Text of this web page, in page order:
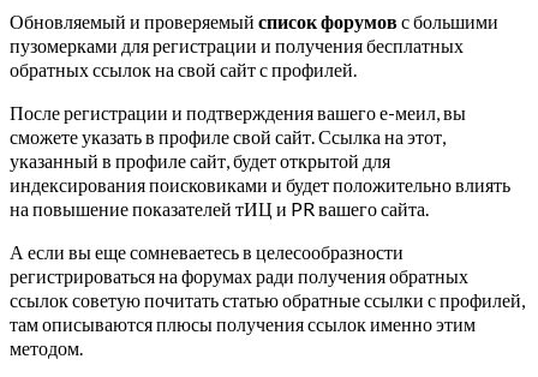
Обновляемый и проверяемый список форумовс большими
пузомерками для регистрации и получения бесплатных
обратных ссылок на свой сайт с профилей.
После регистрации и подтверждения вашего е-меил, вы
сможете указать в профиле свой сайт. Ссылка на этот,
указанный в профиле сайт, будет открытой для
индексирования поисковиками и будет положительно влиять
на повышение показателей тИЦ и PR вашего сайта.
А если вы еще сомневаетесь в целесообразности
регистрироваться на форумах ради получения обратных
ссылок советую почитать статью обратные ссылки с профилей,
там описываются плюсы получения ссылок именно этим
методом.